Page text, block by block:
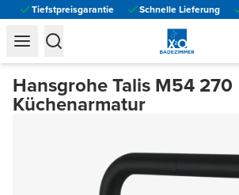
Tiefstpreisgarantie Schnelle Lieferung
general.navigation.toggle_menu.label
Hansgrohe Talis M54 270
Küchenarmatur